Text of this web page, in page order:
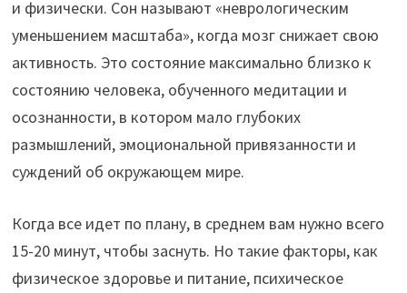
и физически. Сон называют «неврологическим
уменьшением масштаба», когда мозг снижает свою
активность. Это состояние максимально близко к
состоянию человека, обученного медитации и
осознанности, в котором мало глубоких
размышлений, эмоциональной привязанности и
суждений об окружающем мире.
Когда все идет по плану, в среднем вам нужно всего
15-20 минут, чтобы заснуть. Но такие факторы, как
физическое здоровье и питание, психическое